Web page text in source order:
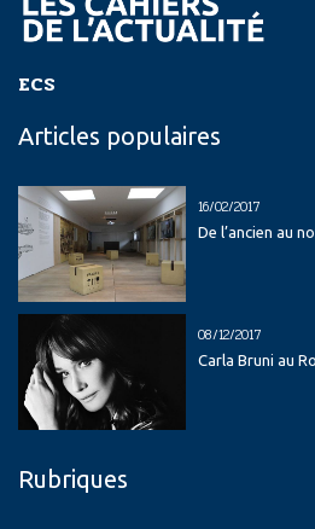
ECS
Articles populaires
16/02/2017
De l’ancien au
08/12/2017
Carla Bruni au
Rubriques